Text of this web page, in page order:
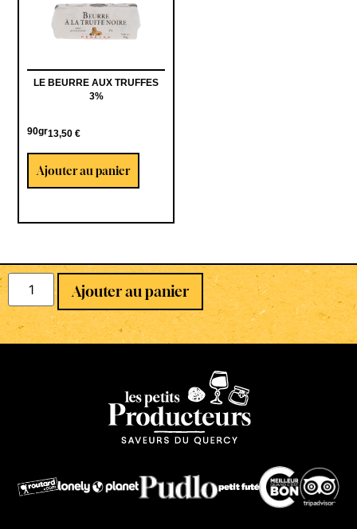
LE BEURRE AUX TRUFFES
3%
90gr13,50€
Ajouter au panier
Ajouter au panier